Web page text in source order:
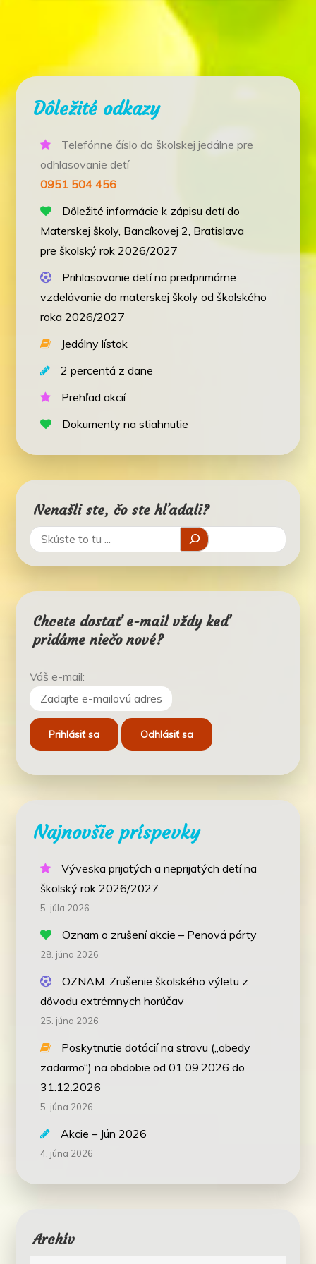
Dôležité odkazy
Telefónne číslo do školskej jedálne pre
odhlasovanie detí
0951 504 456
Dôležité informácie k zápisu detí do
Materskej školy, Bancíkovej 2, Bratislava
pre školský rok 2026/2027
Prihlasovanie detí na predprimárne
vzdelávanie do materskej školy od školského
roka 2026/2027
Jedálny lístok
2 percentá z dane
Prehľad akcií
Dokumenty na stiahnutie
Nenašli ste, čo ste hľadali?
Chcete dostať e-mail vždy keď
pridáme niečo nové?
Váš e-mail:
Najnovšie príspevky
Výveska prijatých a neprijatých detí na
školský rok 2026/2027
5. júla 2026
Oznam o zrušení akcie – Penová párty
28. júna 2026
OZNAM: Zrušenie školského výletu z
dôvodu extrémnych horúčav
25. júna 2026
Poskytnutie dotácií na stravu („obedy
zadarmo“) na obdobie od 01.09.2026 do
31.12.2026
5. júna 2026
Akcie – Jún 2026
4. júna 2026
Archív